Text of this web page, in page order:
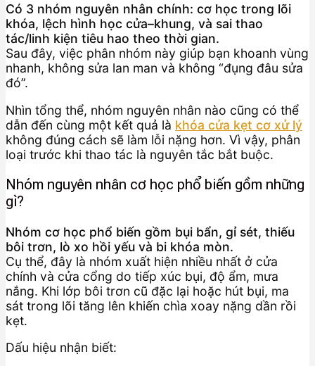
Có 3 nhóm nguyên nhân chính: cơ học trong lõi
khóa, lệch hình học cửa–khung, và sai thao
tác/linh kiện tiêu hao theo thời gian.
Sau đây, việc phân nhóm này giúp bạn khoanh vùng
nhanh, không sửa lan man và không “đụng đâu sửa
đó”.
Nhìn tổng thể, nhóm nguyên nhân nào cũng có thể
dẫn đến cùng một kết quả là khóa cửa kẹt cơ xử lý
không đúng cách sẽ làm lỗi nặng hơn. Vì vậy, phân
loại trước khi thao tác là nguyên tắc bắt buộc.
Nhóm nguyên nhân cơ học phổ biến gồm những
gì?
Nhóm cơ học phổ biến gồm bụi bẩn, gỉ sét, thiếu
bôi trơn, lò xo hồi yếu và bi khóa mòn.
Cụ thể, đây là nhóm xuất hiện nhiều nhất ở cửa
chính và cửa cổng do tiếp xúc bụi, độ ẩm, mưa
nắng. Khi lớp bôi trơn cũ đặc lại hoặc hút bụi, ma
sát trong lõi tăng lên khiến chìa xoay nặng dần rồi
kẹt.
Dấu hiệu nhận biết: